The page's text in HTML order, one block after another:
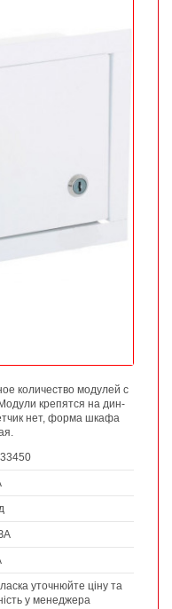
количество модулей с
крепятся на дин-
нет, форма шкафа
уточнюйте ціну та
у менеджера